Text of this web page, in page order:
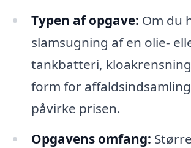
Typen af opgave: Om du
slamsugning af en olie-
tankbatteri,
form for
påvirke prisen.
Opgavens omfang: